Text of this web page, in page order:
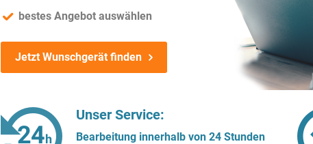
bestes Angebot auswählen
Jetzt Wunschgerät finden
Unser Service:
Bearbeitung innerhalb von 24 Stunden